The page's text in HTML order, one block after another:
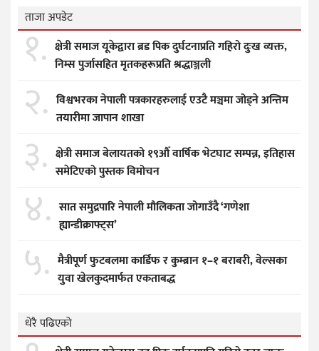
ताजा अपडेट
१. क्षेत्री समाज यूकेद्वारा ब्रड पिक दुर्घटनाप्रति गहिरो दुःख व्यक्त,
निम्स पुर्जासहित मृतकहरूप्रति श्रद्धाञ्जली
२. विश्वभरका नेपाली पत्रकारहरुलाई एउटै मञ्चमा जोड्ने अन्तिम
तयारीमा जापान शाखा
३. क्षेत्री समाज बेलायतको १९औँ वार्षिक भेटघाट सम्पन्न, इतिहास
समेटिएको पुस्तक विमोचन
४. सात समुद्रपारि नेपाली मौलिकता जोगाउँदै ‘गणेशा
ह्यान्डीक्राफ्ट्स’
५. मैत्रीपूर्ण फुटबलमा कार्डिफ र कुम्ब्रान १–१ बराबरी, वेल्सका
युवा खेलकुदमार्फत एकताबद्ध
धेरै पढिएको